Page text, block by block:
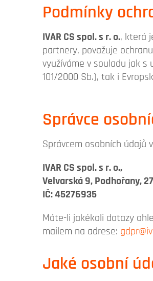
Podmínky
IVAR CS spol. s r. o., která
partnery, považuje
využíváme v souladu jak s
101/2000 Sb.), tak i
Správce
Správcem osobních údajů
IVAR CS spol. s r. o.,
Velvarská 9, Podhořany,
IČ: 45276935
Máte-li jakékoli dotazy
mailem na adrese:
Jaké osobní